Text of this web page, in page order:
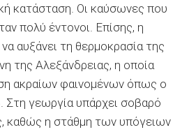
κατάσταση. Οι καύσωνες που
πολύ έντονοι. Επίσης, η
αυξάνει τη θερμοκρασία της
της Αλεξάνδρειας, η οποία
ακραίων φαινομένων όπως ο
Στη γεωργία υπάρχει σοβαρό
καθώς η στάθμη των υπόγειων